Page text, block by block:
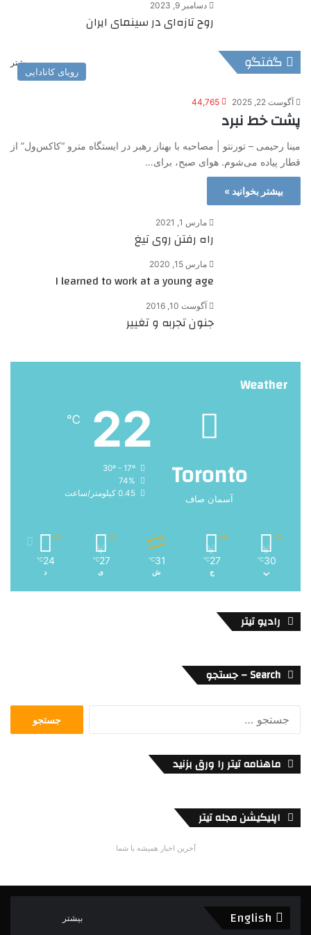
دسامبر 9, 2023
روح تازه‌ای در سینمای ایران
گفتگو بیشتر
رویای کانادایی
آگوست 22, 2025 44,765
پشت خط نبرد
مینا رحیمی – تورنتو | مصاحبه با بهناز رهبر در ایستگاه مترو “کاکس‌ول” از
قطار پیاده می‌شوم. هوای صبح، برای…
بیشتر بخوانید »
مارس 1, 2021
راه رفتن روی تیغ
مارس 15, 2020
I learned to work at a young age
آگوست 10, 2016
جنون تجربه و تغییر
Weather
Toronto
آسمان صاف
22
℃
30º - 17º
74%
0.45 کیلومتر/ساعت
30
℃
پ
27
℃
ج
31
℃
ش
27
℃
ی
24
℃
د
رادیو تیتر
Search – جستجو
ماهنامه تیتر را ورق بزنید
اپلیکیشن مجله تیتر
آخرین اخبار همیشه با شما
بیشتر